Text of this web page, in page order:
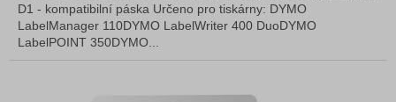
D1 - kompatibilní páska Určeno pro tiskárny: DYMO
LabelManager 110DYMO LabelWriter 400 DuoDYMO
LabelPOINT 350DYMO...